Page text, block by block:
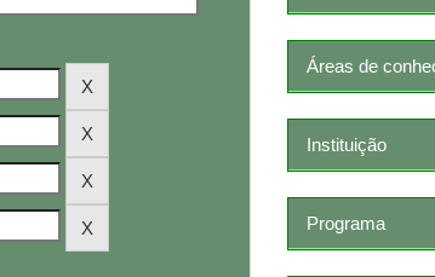
Áreas de
Instituição
Programa